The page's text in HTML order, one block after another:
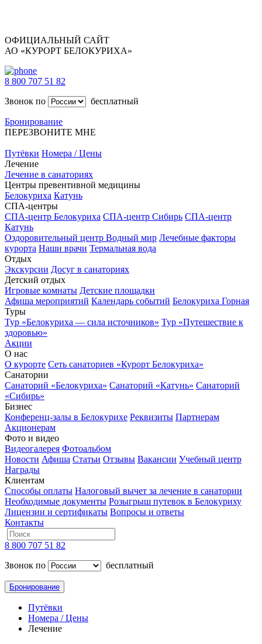
ОФИЦИАЛЬНЫЙ САЙТ
АО «КУРОРТ БЕЛОКУРИХА»
8 800 707 51 82
Звонок по
бесплатный
Бронирование
ПЕРЕЗВОНИТЕ МНЕ
Путёвки Номера / Цены
Лечение
Лечение в санаториях
Центры превентивной медицины
Белокуриха Катунь
СПА-центры
СПА-центр Белокуриха СПА-центр Сибирь СПА-центр
Катунь
Оздоровительный центр Водный мир Лечебные факторы
курорта Наши врачи Термальная вода
Отдых
Экскурсии Досуг в санаториях
Детский отдых
Игровые комнаты Детские площадки
Афиша мероприятий Календарь событий Белокуриха Горная
Туры
Тур «Белокуриха — сила источников» Тур «Путешествие к
здоровью»
Акции
О нас
О курорте Сеть санаториев «Курорт Белокуриха»
Санатории
Санаторий «Белокуриха» Санаторий «Катунь» Санаторий
«Сибирь»
Бизнес
Конференц-залы в Белокурихе Реквизиты Партнерам
Акционерам
Фото и видео
Видеогалерея Фотоальбом
Новости Афиша Статьи Отзывы Вакансии Учебный центр
Награды
Клиентам
Способы оплаты Налоговый вычет за лечение в санатории
Необходимые документы Розыгрыш путевок в Белокуриху
Лицензии и сертификаты Вопросы и ответы
Контакты
8 800 707 51 82
Звонок по
бесплатный
Бронирование
Путёвки
Номера / Цены
Лечение